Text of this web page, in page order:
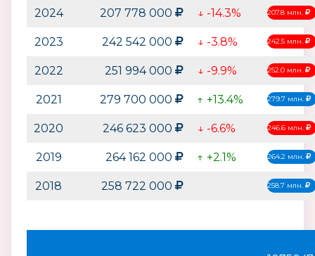
2024 207 778 000 ↓ -14.3% 207.8 млн.
2023 242 542 000 ↓ -3.8% 242.5 млн.
2022 251 994 000 ↓ -9.9% 252.0 млн.
2021 279 700 000 ↑ +13.4% 279.7 млн.
2020 246 623 000 ↓ -6.6% 246.6 млн.
2019 264 162 000 ↑ +2.1% 264.2 млн.
2018 258 722 000 258.7 млн.